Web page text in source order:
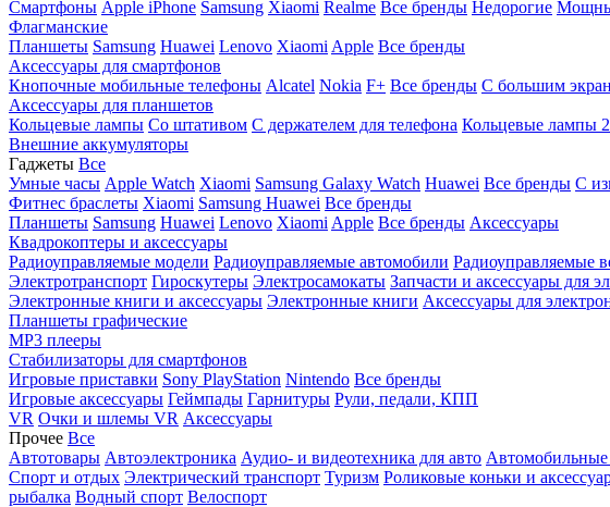
Смартфоны Apple iPhone Samsung Xiaomi Realme Все бренды Недорогие
Флагманские
Планшеты Samsung Huawei Lenovo Xiaomi Apple Все бренды
Аксессуары для смартфонов
Кнопочные мобильные телефоны Alcatel Nokia F+ Все бренды С большим
Аксессуары для планшетов
Кольцевые лампы Со штативом C держателем для телефона Кольцевые лампы
Внешние аккумуляторы
Гаджеты Все
Умные часы Apple Watch Xiaomi Samsung Galaxy Watch Huawei Все бренды C
Фитнес браслеты Xiaomi Samsung Huawei Все бренды
Планшеты Samsung Huawei Lenovo Xiaomi Apple Все бренды Аксессуары
Квадрокоптеры и аксессуары
Радиоуправляемые модели Радиоуправляемые автомобили Радиоуправляемые
Электротранспорт Гироскутеры Электросамокаты Запчасти и аксессуары для
Электронные книги и аксессуары Электронные книги Аксессуары для
Планшеты графические
MP3 плееры
Стабилизаторы для смартфонов
Игровые приставки Sony PlayStation Nintendo Все бренды
Игровые аксессуары Геймпады Гарнитуры Рули, педали, КПП
VR Очки и шлемы VR Аксессуары
Прочее Все
Автотовары Автоэлектроника Аудио- и видеотехника для авто
Спорт и отдых Электрический транспорт Туризм Роликовые коньки и
рыбалка Водный спорт Велоспорт